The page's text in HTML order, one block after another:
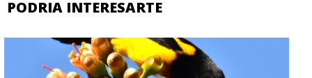
PODRIA INTERESARTE